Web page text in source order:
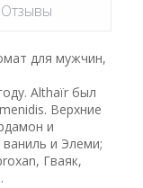
Отзывы
для мужчин,
Althaïr был
Верхние
и
и Элеми;
Гваяк,